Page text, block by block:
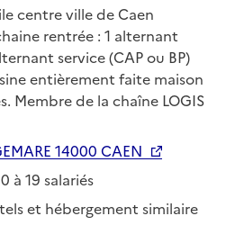
centre ville de Caen
rentrée : 1 alternant
service (CAP ou BP)
entièrement faite maison
Membre de la chaîne LOGIS
14000 CAEN
à 19 salariés
et hébergement similaire